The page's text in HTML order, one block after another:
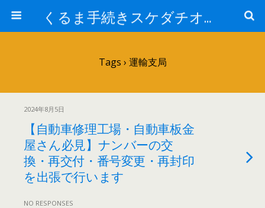
くるま手続きスケダチオフィス
Tags › 運輸支局
2024年8月5日
【自動車修理工場・自動車板金
屋さん必見】ナンバーの交
換・再交付・番号変更・再封印
を出張で行います
NO RESPONSES